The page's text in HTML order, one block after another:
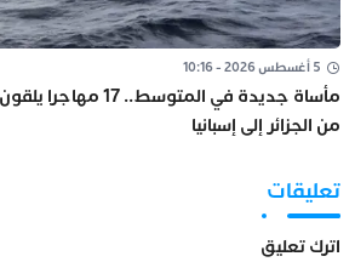
5 أغسطس 2026 - 10:16
مأساة جديدة في
من الجزائر إلى إسبانيا
تعليقات
اترك تعليق